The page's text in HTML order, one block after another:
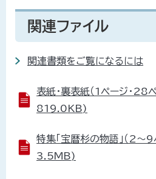
関連ファイル
関連書類をご覧になるには
表紙・裏表紙（1ページ・28
819.0KB)
特集「宝暦杉の物語」（2～
3.5MB)